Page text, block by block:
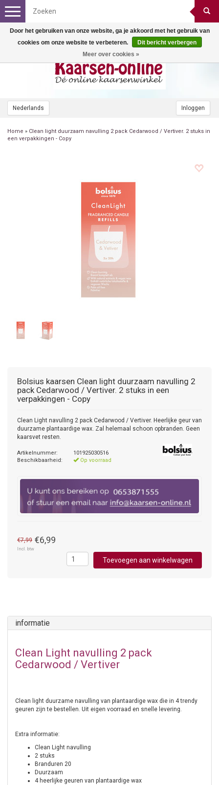
Nederlands Inloggen
Toggle
navigation
Home » Clean light duurzaam navulling 2 pack Cedarwood / Vertiver. 2 stuks in
een verpakkingen - Copy
Bolsius kaarsen Clean light duurzaam navulling 2
pack Cedarwood / Vertiver. 2 stuks in een
verpakkingen - Copy
Clean Light navulling 2 pack Cedarwood / Vertiver. Heerlijke geur van
duurzame plantaardige wax. Zal helemaal schoon opbranden. Geen
kaarsvet resten.
Artikelnummer:
101925030516
Beschikbaarheid:
Op voorraad
€7,99 €6,99
Incl. btw
Toevoegen aan winkelwagen
informatie
Clean Light navulling 2 pack
Cedarwood / Vertiver
Clean light duurzame navulling van plantaardige wax die in 4 trendy
geuren zijn te bestellen. Uit eigen voorraad en snelle levering.
Extra informatie:
Clean Light navulling
2 stuks
Branduren 20
Duurzaam
4 heerlijke geuren van plantaardige wax
Door het gebruiken van onze website, ga je akkoord met het gebruik van
cookies om onze website te verbeteren.
Dit bericht verbergen
Meer over cookies »